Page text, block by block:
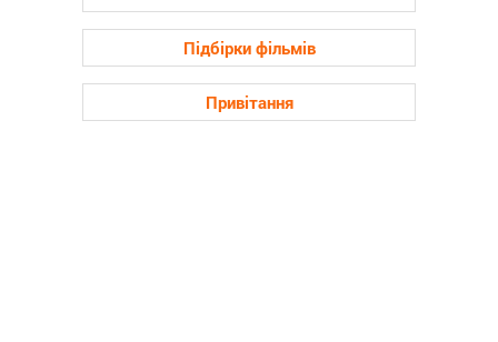
Підбірки фільмів
Привітання